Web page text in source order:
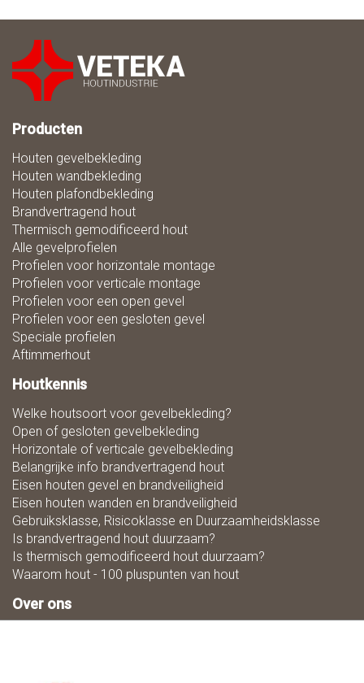
Producten
Houten gevelbekleding
Houten wandbekleding
Houten plafondbekleding
Brandvertragend hout
Thermisch gemodificeerd hout
Alle gevelprofielen
Profielen voor horizontale montage
Profielen voor verticale montage
Profielen voor een open gevel
Profielen voor een gesloten gevel
Speciale profielen
Aftimmerhout
Houtkennis
Welke houtsoort voor gevelbekleding?
Open of gesloten gevelbekleding
Horizontale of verticale gevelbekleding
Belangrijke info brandvertragend hout
Eisen houten gevel en brandveiligheid
Eisen houten wanden en brandveiligheid
Gebruiksklasse, Risicoklasse en Duurzaamheidsklasse
Is brandvertragend hout duurzaam?
Is thermisch gemodificeerd hout duurzaam?
Waarom hout - 100 pluspunten van hout
Over ons